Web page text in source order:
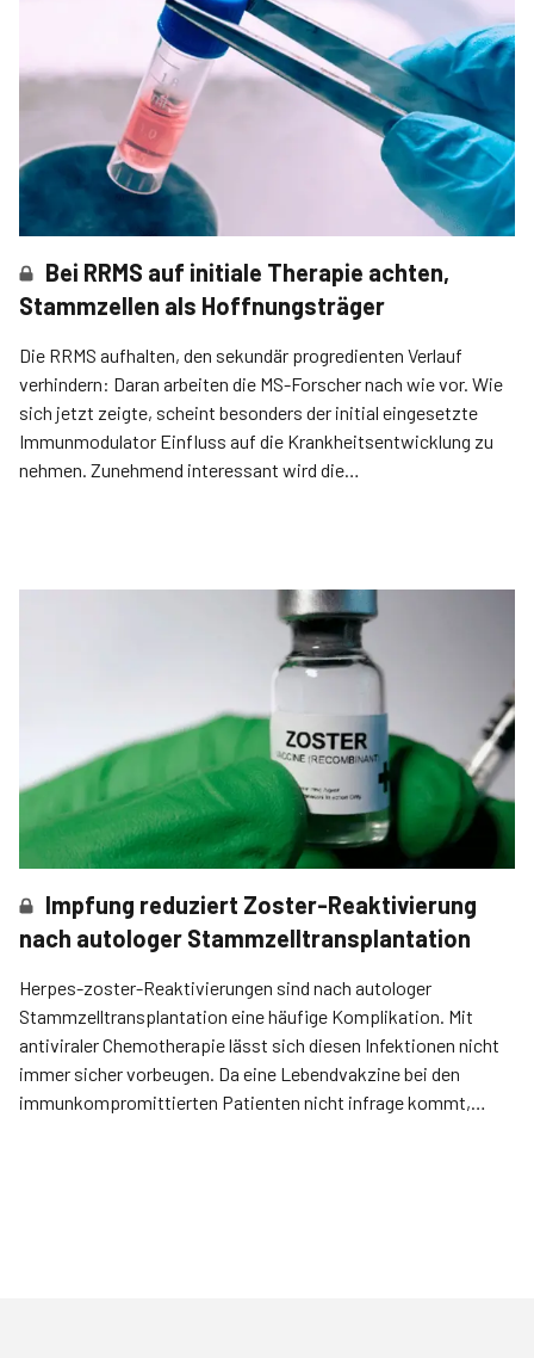
Bei RRMS auf initiale Therapie achten,
Stammzellen als Hoffnungsträger
Die RRMS aufhalten, den sekundär progredienten Verlauf
verhindern: Daran arbeiten die MS-Forscher nach wie vor. Wie
sich jetzt zeigte, scheint besonders der ini­tial eingesetzte
Immunmodulator Einfluss auf die Krankheitsentwicklung zu
nehmen. Zunehmend inte­ressant wird die
Impfung reduziert Zoster-Reaktivierung
nach autologer Stammzelltransplantation
Herpes-zoster-Reaktivierungen sind nach autologer
Stammzelltransplantation eine häufige Komplikation. Mit
antiviraler Chemotherapie lässt sich diesen Infektionen nicht
immer sicher vorbeugen. Da eine Lebendvakzine bei den
immunkompromittierten Patienten nicht infrage kommt,